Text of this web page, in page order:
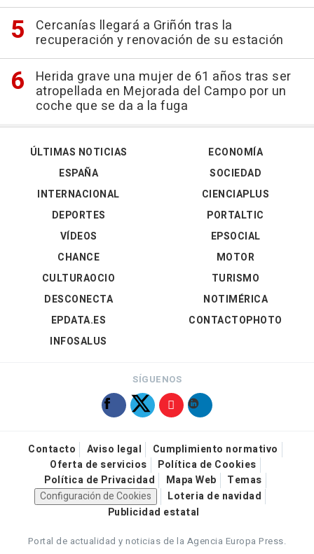
Cercanías llegará a Griñón tras la
recuperación y renovación de su estación
Herida grave una mujer de 61 años tras ser
atropellada en Mejorada del Campo por un
coche que se da a la fuga
ÚLTIMAS NOTICIAS
ESPAÑA
INTERNACIONAL
DEPORTES
VÍDEOS
ECONOMÍA
SOCIEDAD
CIENCIAPLUS
PORTALTIC
EPSOCIAL
CHANCE
CULTURAOCIO
DESCONECTA
EPDATA.ES
INFOSALUS
MOTOR
TURISMO
NOTIMÉRICA
CONTACTOPHOTO
SÍGUENOS
Contacto Aviso legal
Cumplimiento normativo
Oferta de servicios
Política de Cookies
Política de Privacidad
Mapa Web
Temas
Configuración de Cookies
Loteria de navidad
Publicidad estatal
Portal de actualidad y noticias de la Agencia Europa Press.